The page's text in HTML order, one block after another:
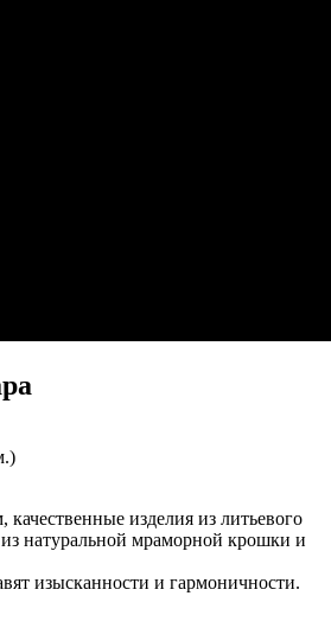
изделия из литьевого
натуральной мраморной крошки и
изысканности и гармоничности.